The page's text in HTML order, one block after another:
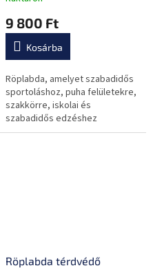
9 800 Ft
Kosárba
Röplabda, amelyet szabadidős
sportoláshoz, puha felületekre,
szakkörre, iskolai és
szabadidős edzéshez
terveztek.
Röplabda térdvédő